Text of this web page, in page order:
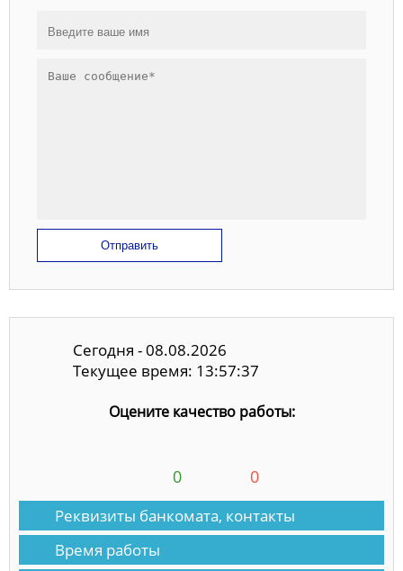
Отправить
Сегодня - 08.08.2026
Текущее время: 13:57:38
Оцените качество работы:
0 0
Реквизиты банкомата, контакты
Время работы